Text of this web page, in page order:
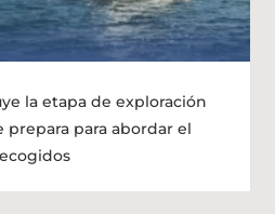
la etapa de exploración
prepara para abordar el